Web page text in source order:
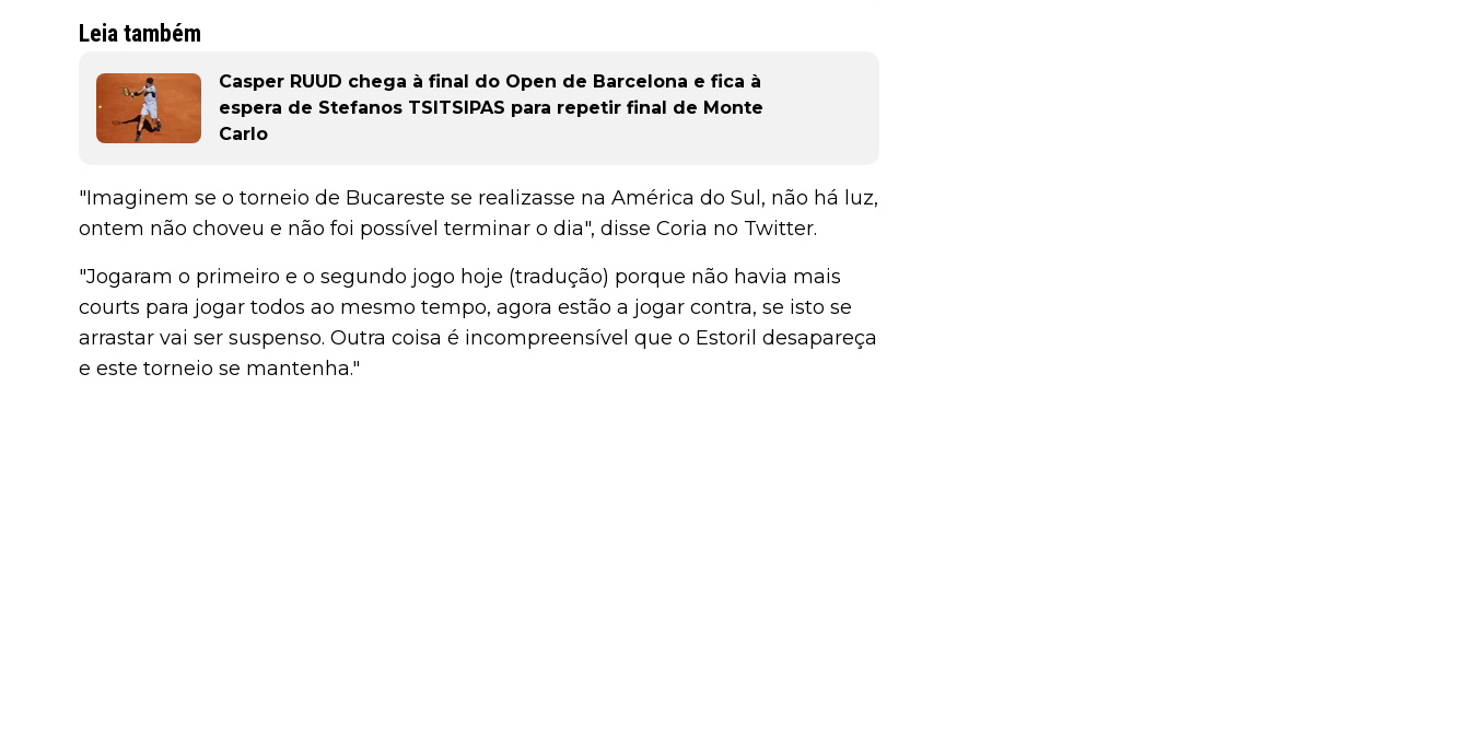
Leia também
Casper RUUD chega à final do Open de Barcelona e fica à
espera de Stefanos TSITSIPAS para repetir final de Monte
Carlo
"Imaginem se o torneio de Bucareste se realizasse na América do Sul, não há luz,
ontem não choveu e não foi possível terminar o dia", disse Coria no Twitter.
"Jogaram o primeiro e o segundo jogo hoje (tradução) porque não havia mais
courts para jogar todos ao mesmo tempo, agora estão a jogar contra, se isto se
arrastar vai ser suspenso. Outra coisa é incompreensível que o Estoril desapareça
e este torneio se mantenha."